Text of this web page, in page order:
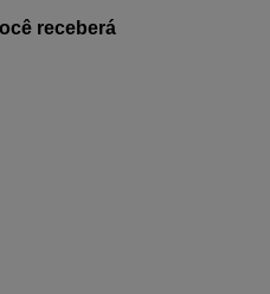
receberá